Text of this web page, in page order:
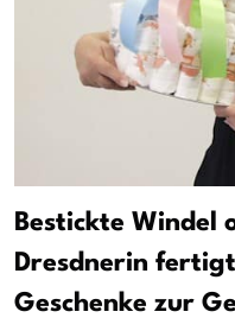
Bestickte Windel
Dresdnerin
Geschenke zur